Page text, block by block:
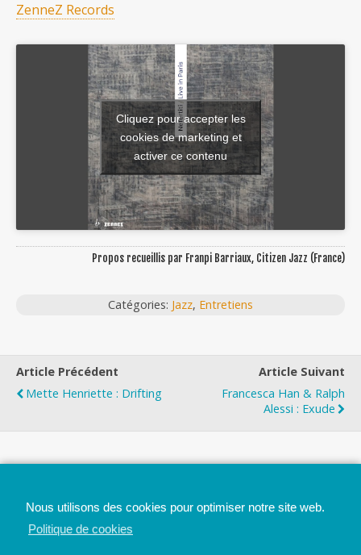
ZenneZ Records
Cliquez pour accepter les
cookies de marketing et
activer ce contenu
Propos recueillis par Franpi Barriaux, Citizen Jazz (France)
Catégories: Jazz, Entretiens
Article Précédent
Mette Henriette : Drifting
Article Suivant
Francesca Han & Ralph
Alessi : Exude
Nous utilisons des cookies pour optimiser notre site web.
Politique de cookies